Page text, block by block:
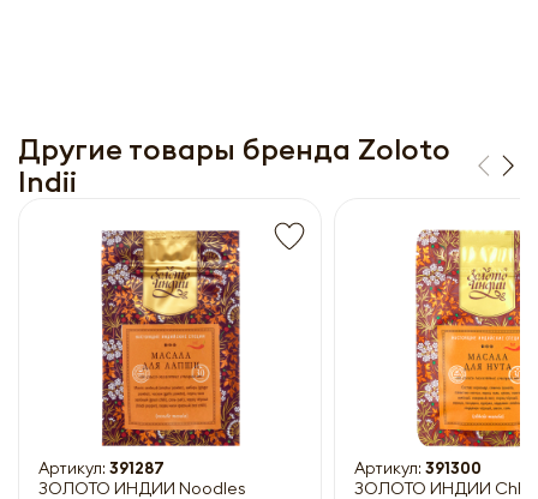
Другие товары бренда Zoloto
Indii
Артикул: 391287
ЗОЛОТО ИНДИИ Noodles
Артикул: 391300
ЗОЛОТО ИНДИИ Chhole Masala
Получить прайс-лист
Обязательны к заполнению